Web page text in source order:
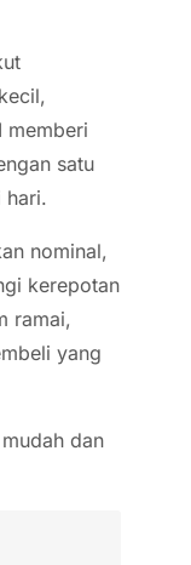
memberi
satu
hari.
nominal,
kerepotan
ramai,
yang
dan